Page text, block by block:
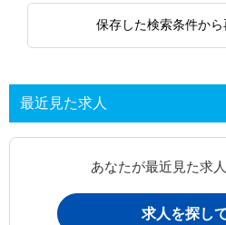
保存した検索条件か
最近見た求人
あなたが最近見た求
求人を探し